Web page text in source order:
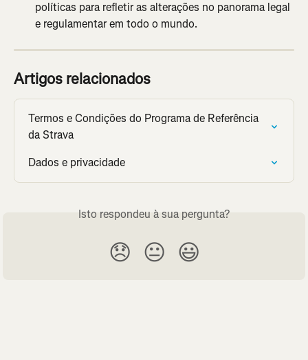
políticas para refletir as alterações no panorama legal
e regulamentar em todo o mundo.
Artigos relacionados
Termos e Condições do Programa de Referência
da Strava
Dados e privacidade
Isto respondeu à sua pergunta?
😞 😐 😃